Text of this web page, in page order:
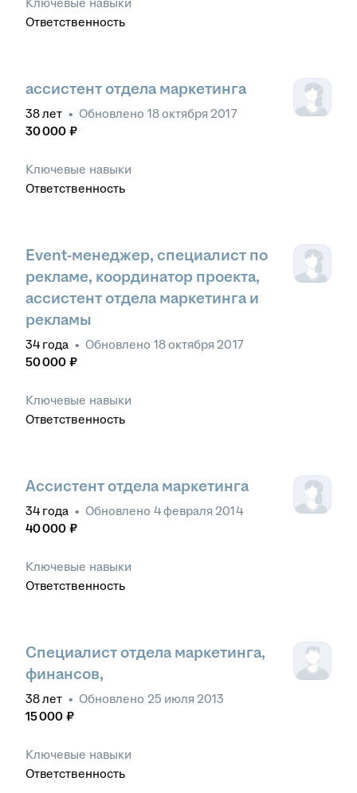
Ответственность
ассистент отдела маркетинга
38лет • Обновлено 18 октября 2017
30 000 ₽
Ключевые навыки
Ответственность
Event-менеджер, специалист по
рекламе, координатор проекта,
ассистент отдела маркетинга и
рекламы
34 года • Обновлено 18 октября 2017
50 000 ₽
Ключевые навыки
Ответственность
Ассистент отдела маркетинга
34 года • Обновлено 4 февраля 2014
40 000 ₽
Ключевые навыки
Ответственность
Специалист отдела маркетинга,
финансов,
38лет • Обновлено 25 июля 2013
15 000 ₽
Ключевые навыки
Ответственность